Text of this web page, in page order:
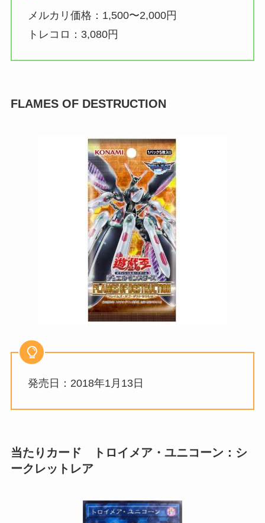
メルカリ価格：1,500〜2,000円
トレコロ：3,080円
FLAMES OF DESTRUCTION
発売日：2018年1月13日
当たりカード トロイメア・ユニコーン：シ
ークレットレア